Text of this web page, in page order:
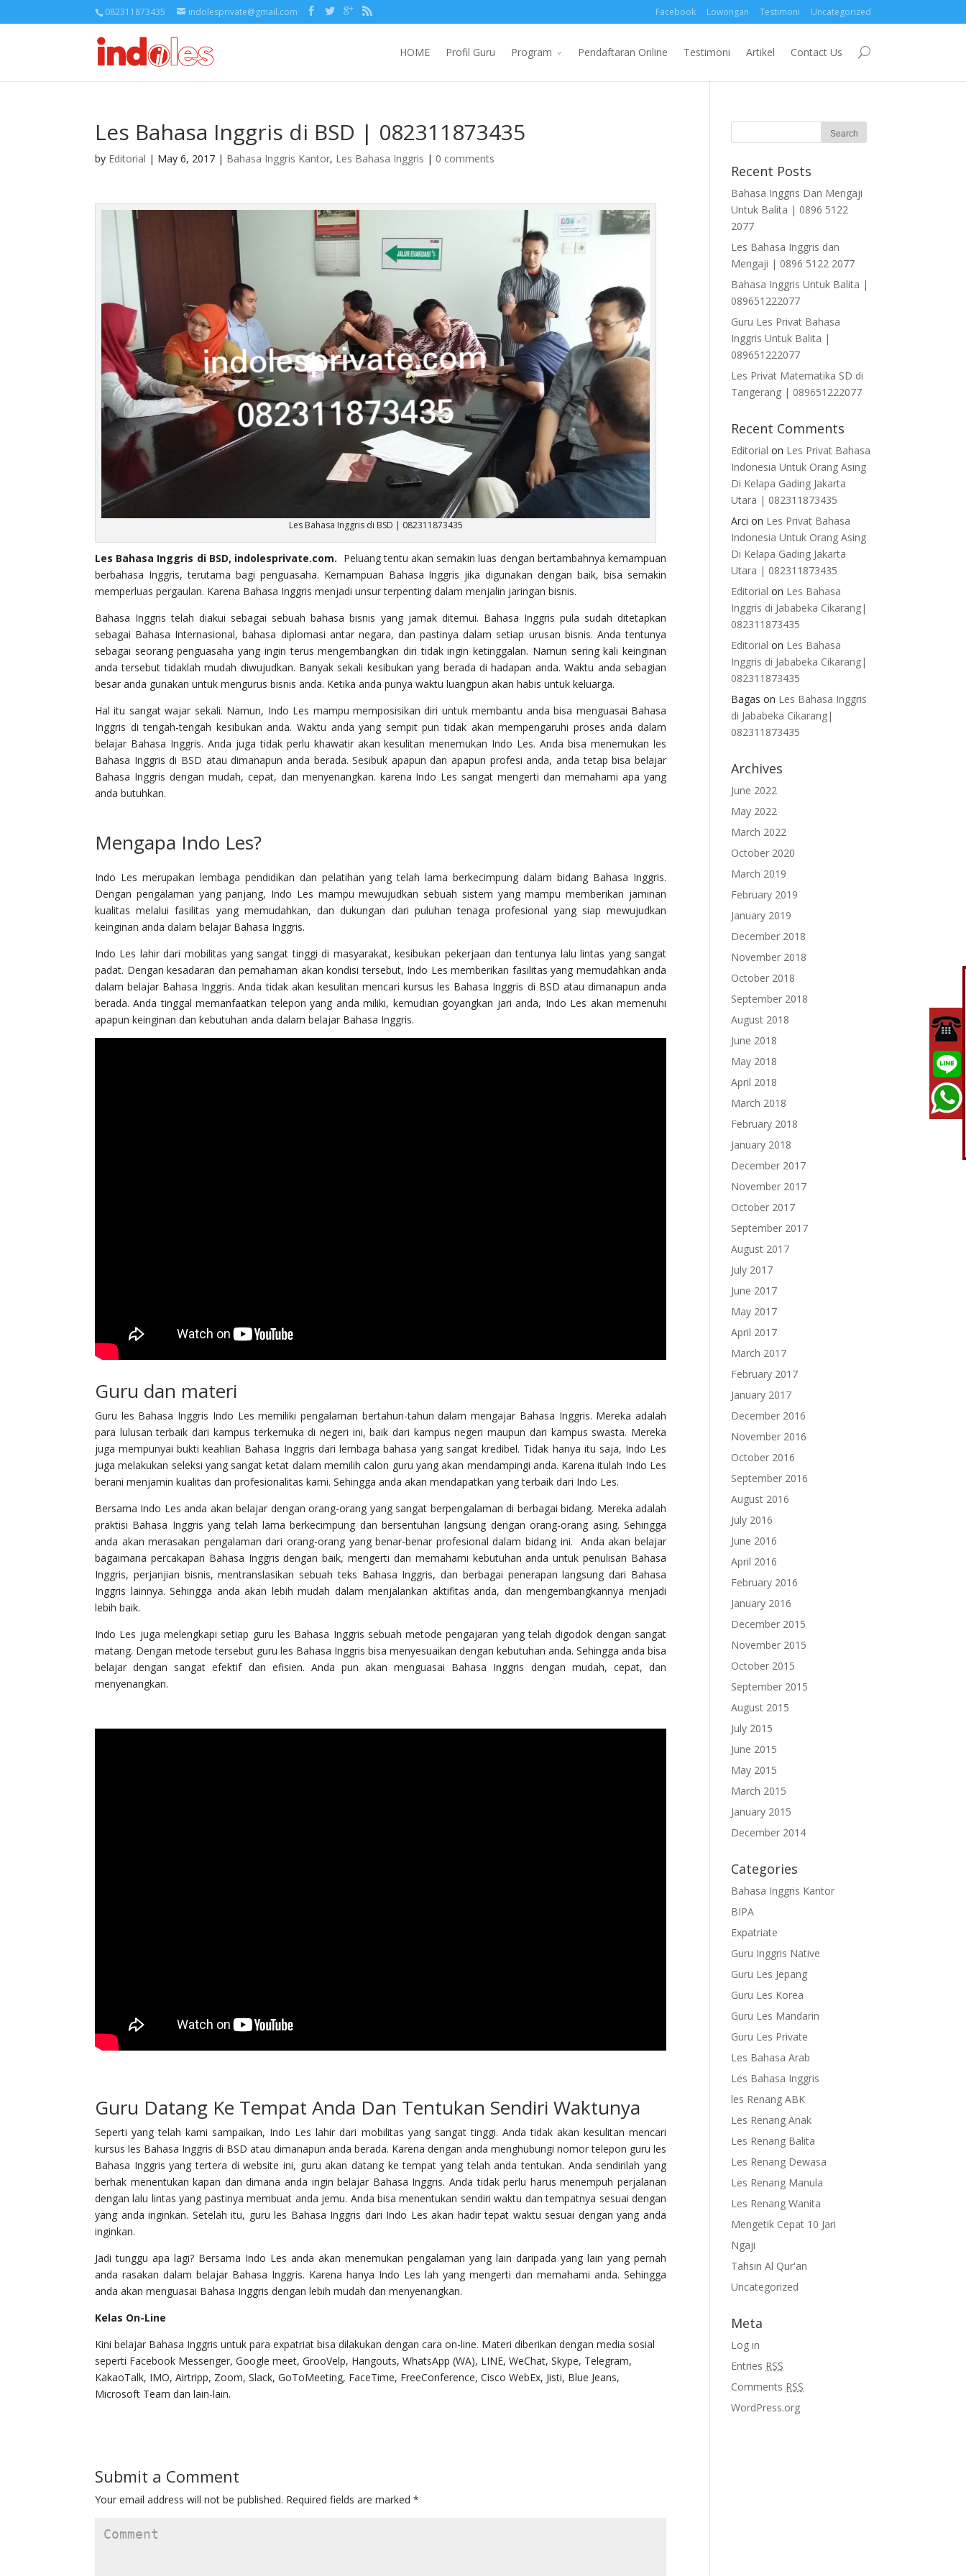
082311873435 indolesprivate@gmail.com Facebook Lowongan Testimoni Uncategorized
HOME Profil Guru Program Pendaftaran Online Testimoni Artikel Contact Us
Les Bahasa Inggris di BSD | 082311873435
by Editorial | May 6, 2017 | Bahasa Inggris Kantor, Les Bahasa Inggris | 0 comments
Les Bahasa Inggris di BSD | 082311873435
Les Bahasa Inggris di BSD, indolesprivate.com. Peluang tentu akan semakin luas dengan bertambahnya kemampuan
berbahasa Inggris, terutama bagi penguasaha. Kemampuan Bahasa Inggris jika digunakan dengan baik, bisa semakin
memperluas pergaulan. Karena Bahasa Inggris menjadi unsur terpenting dalam menjalin jaringan bisnis.
Bahasa Inggris telah diakui sebagai sebuah bahasa bisnis yang jamak ditemui. Bahasa Inggris pula sudah ditetapkan
sebagai Bahasa Internasional, bahasa diplomasi antar negara, dan pastinya dalam setiap urusan bisnis. Anda tentunya
sebagai seorang penguasaha yang ingin terus mengembangkan diri tidak ingin ketinggalan. Namun sering kali keinginan
anda tersebut tidaklah mudah diwujudkan. Banyak sekali kesibukan yang berada di hadapan anda. Waktu anda sebagian
besar anda gunakan untuk mengurus bisnis anda. Ketika anda punya waktu luangpun akan habis untuk keluarga.
Hal itu sangat wajar sekali. Namun, Indo Les mampu memposisikan diri untuk membantu anda bisa menguasai Bahasa
Inggris di tengah-tengah kesibukan anda. Waktu anda yang sempit pun tidak akan mempengaruhi proses anda dalam
belajar Bahasa Inggris. Anda juga tidak perlu khawatir akan kesulitan menemukan Indo Les. Anda bisa menemukan les
Bahasa Inggris di BSD atau dimanapun anda berada. Sesibuk apapun dan apapun profesi anda, anda tetap bisa belajar
Bahasa Inggris dengan mudah, cepat, dan menyenangkan. karena Indo Les sangat mengerti dan memahami apa yang
anda butuhkan.
Mengapa Indo Les?
Indo Les merupakan lembaga pendidikan dan pelatihan yang telah lama berkecimpung dalam bidang Bahasa Inggris.
Dengan pengalaman yang panjang, Indo Les mampu mewujudkan sebuah sistem yang mampu memberikan jaminan
kualitas melalui fasilitas yang memudahkan, dan dukungan dari puluhan tenaga profesional yang siap mewujudkan
keinginan anda dalam belajar Bahasa Inggris.
Indo Les lahir dari mobilitas yang sangat tinggi di masyarakat, kesibukan pekerjaan dan tentunya lalu lintas yang sangat
padat. Dengan kesadaran dan pemahaman akan kondisi tersebut, Indo Les memberikan fasilitas yang memudahkan anda
dalam belajar Bahasa Inggris. Anda tidak akan kesulitan mencari kursus les Bahasa Inggris di BSD atau dimanapun anda
berada. Anda tinggal memanfaatkan telepon yang anda miliki, kemudian goyangkan jari anda, Indo Les akan memenuhi
apapun keinginan dan kebutuhan anda dalam belajar Bahasa Inggris.
Guru dan materi
Guru les Bahasa Inggris Indo Les memiliki pengalaman bertahun-tahun dalam mengajar Bahasa Inggris. Mereka adalah
para lulusan terbaik dari kampus terkemuka di negeri ini, baik dari kampus negeri maupun dari kampus swasta. Mereka
juga mempunyai bukti keahlian Bahasa Inggris dari lembaga bahasa yang sangat kredibel. Tidak hanya itu saja, Indo Les
juga melakukan seleksi yang sangat ketat dalam memilih calon guru yang akan mendampingi anda. Karena itulah Indo Les
berani menjamin kualitas dan profesionalitas kami. Sehingga anda akan mendapatkan yang terbaik dari Indo Les.
Bersama Indo Les anda akan belajar dengan orang-orang yang sangat berpengalaman di berbagai bidang. Mereka adalah
praktisi Bahasa Inggris yang telah lama berkecimpung dan bersentuhan langsung dengan orang-orang asing. Sehingga
anda akan merasakan pengalaman dari orang-orang yang benar-benar profesional dalam bidang ini. Anda akan belajar
bagaimana percakapan Bahasa Inggris dengan baik, mengerti dan memahami kebutuhan anda untuk penulisan Bahasa
Inggris, perjanjian bisnis, mentranslasikan sebuah teks Bahasa Inggris, dan berbagai penerapan langsung dari Bahasa
Inggris lainnya. Sehingga anda akan lebih mudah dalam menjalankan aktifitas anda, dan mengembangkannya menjadi
lebih baik.
Indo Les juga melengkapi setiap guru les Bahasa Inggris sebuah metode pengajaran yang telah digodok dengan sangat
matang. Dengan metode tersebut guru les Bahasa Inggris bisa menyesuaikan dengan kebutuhan anda. Sehingga anda bisa
belajar dengan sangat efektif dan efisien. Anda pun akan menguasai Bahasa Inggris dengan mudah, cepat, dan
menyenangkan.
Guru Datang Ke Tempat Anda Dan Tentukan Sendiri Waktunya
Seperti yang telah kami sampaikan, Indo Les lahir dari mobilitas yang sangat tinggi. Anda tidak akan kesulitan mencari
kursus les Bahasa Inggris di BSD atau dimanapun anda berada. Karena dengan anda menghubungi nomor telepon guru les
Bahasa Inggris yang tertera di website ini, guru akan datang ke tempat yang telah anda tentukan. Anda sendirilah yang
berhak menentukan kapan dan dimana anda ingin belajar Bahasa Inggris. Anda tidak perlu harus menempuh perjalanan
dengan lalu lintas yang pastinya membuat anda jemu. Anda bisa menentukan sendiri waktu dan tempatnya sesuai dengan
yang anda inginkan. Setelah itu, guru les Bahasa Inggris dari Indo Les akan hadir tepat waktu sesuai dengan yang anda
inginkan.
Jadi tunggu apa lagi? Bersama Indo Les anda akan menemukan pengalaman yang lain daripada yang lain yang pernah
anda rasakan dalam belajar Bahasa Inggris. Karena hanya Indo Les lah yang mengerti dan memahami anda. Sehingga
anda akan menguasai Bahasa Inggris dengan lebih mudah dan menyenangkan.
Kelas On-Line
Kini belajar Bahasa Inggris untuk para expatriat bisa dilakukan dengan cara on-line. Materi diberikan dengan media sosial
seperti Facebook Messenger, Google meet, GrooVelp, Hangouts, WhatsApp (WA), LINE, WeChat, Skype, Telegram,
KakaoTalk, IMO, Airtripp, Zoom, Slack, GoToMeeting, FaceTime, FreeConference, Cisco WebEx, Jisti, Blue Jeans,
Microsoft Team dan lain-lain.
Submit a Comment
Your email address will not be published. Required fields are marked *
Recent Posts
Bahasa Inggris Dan Mengaji
Untuk Balita | 0896 5122
2077
Les Bahasa Inggris dan
Mengaji | 0896 5122 2077
Bahasa Inggris Untuk Balita |
089651222077
Guru Les Privat Bahasa
Inggris Untuk Balita |
089651222077
Les Privat Matematika SD di
Tangerang | 089651222077
Recent Comments
Editorial on Les Privat Bahasa
Indonesia Untuk Orang Asing
Di Kelapa Gading Jakarta
Utara | 082311873435
Arci on Les Privat Bahasa
Indonesia Untuk Orang Asing
Di Kelapa Gading Jakarta
Utara | 082311873435
Editorial on Les Bahasa
Inggris di Jababeka Cikarang|
082311873435
Editorial on Les Bahasa
Inggris di Jababeka Cikarang|
082311873435
Bagas on Les Bahasa Inggris
di Jababeka Cikarang|
082311873435
Archives
June 2022
May 2022
March 2022
October 2020
March 2019
February 2019
January 2019
December 2018
November 2018
October 2018
September 2018
August 2018
June 2018
May 2018
April 2018
March 2018
February 2018
January 2018
December 2017
November 2017
October 2017
September 2017
August 2017
July 2017
June 2017
May 2017
April 2017
March 2017
February 2017
January 2017
December 2016
November 2016
October 2016
September 2016
August 2016
July 2016
June 2016
April 2016
February 2016
January 2016
December 2015
November 2015
October 2015
September 2015
August 2015
July 2015
June 2015
May 2015
March 2015
January 2015
December 2014
Categories
Bahasa Inggris Kantor
BIPA
Expatriate
Guru Inggris Native
Guru Les Jepang
Guru Les Korea
Guru Les Mandarin
Guru Les Private
Les Bahasa Arab
Les Bahasa Inggris
les Renang ABK
Les Renang Anak
Les Renang Balita
Les Renang Dewasa
Les Renang Manula
Les Renang Wanita
Mengetik Cepat 10 Jari
Ngaji
Tahsin Al Qur'an
Uncategorized
Meta
Log in
Entries RSS
Comments RSS
WordPress.org